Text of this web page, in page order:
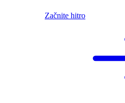
Začnite hitro